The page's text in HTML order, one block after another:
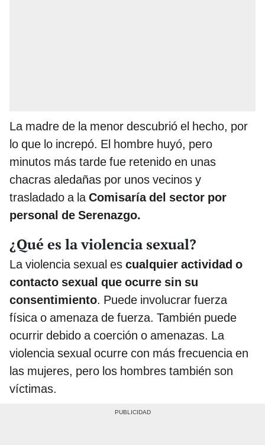
La madre de la menor descubrió el hecho, por
lo que lo increpó. El hombre huyó, pero
minutos más tarde fue retenido en unas
chacras aledañas por unos vecinos y
trasladado a laComisaría del sector por
personal de Serenazgo.
¿Qué es la violencia sexual?
La violencia sexual es cualquier actividad o
contacto sexual que ocurre sin su
consentimiento. Puede involucrar fuerza
física o amenaza de fuerza. También puede
ocurrir debido a coerción o amenazas. La
violencia sexual ocurre con más frecuencia en
las mujeres, pero los hombres también son
víctimas.